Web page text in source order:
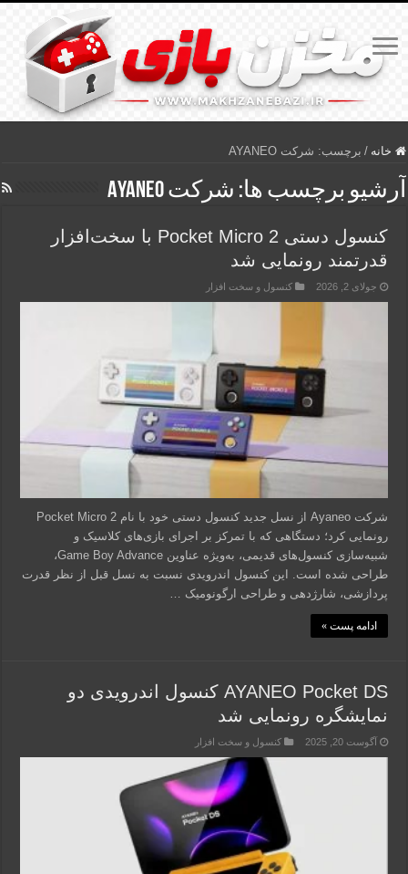
خانه / برچسب: شرکت AYANEO
آرشیو برچسب ها: شرکت AYANEO
کنسول دستی Pocket Micro 2 با سخت‌افزار
قدرتمند رونمایی شد
جولای 2, 2026 کنسول و سخت افزار
شرکت Ayaneo از نسل جدید کنسول دستی خود با نام Pocket Micro 2
رونمایی کرد؛ دستگاهی که با تمرکز بر اجرای بازی‌های کلاسیک و
شبیه‌سازی کنسول‌های قدیمی، به‌ویژه عناوین Game Boy Advance،
طراحی شده است. این کنسول اندرویدی نسبت به نسل قبل از نظر قدرت
پردازشی، شارژدهی و طراحی ارگونومیک …
ادامه پست »
AYANEO Pocket DS کنسول اندرویدی دو
نمایشگره رونمایی شد
آگوست 20, 2025 کنسول و سخت افزار